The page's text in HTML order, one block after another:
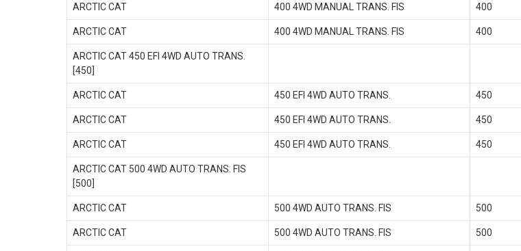
ARCTIC CAT 400 4WD MANUAL TRANS. FIS 400
ARCTIC CAT 400 4WD MANUAL TRANS. FIS 400
ARCTIC CAT 450 EFI 4WD AUTO TRANS.
[450]
ARCTIC CAT 450 EFI 4WD AUTO TRANS. 450
ARCTIC CAT 450 EFI 4WD AUTO TRANS. 450
ARCTIC CAT 450 EFI 4WD AUTO TRANS. 450
ARCTIC CAT 500 4WD AUTO TRANS. FIS
[500]
ARCTIC CAT 500 4WD AUTO TRANS. FIS 500
ARCTIC CAT 500 4WD AUTO TRANS. FIS 500